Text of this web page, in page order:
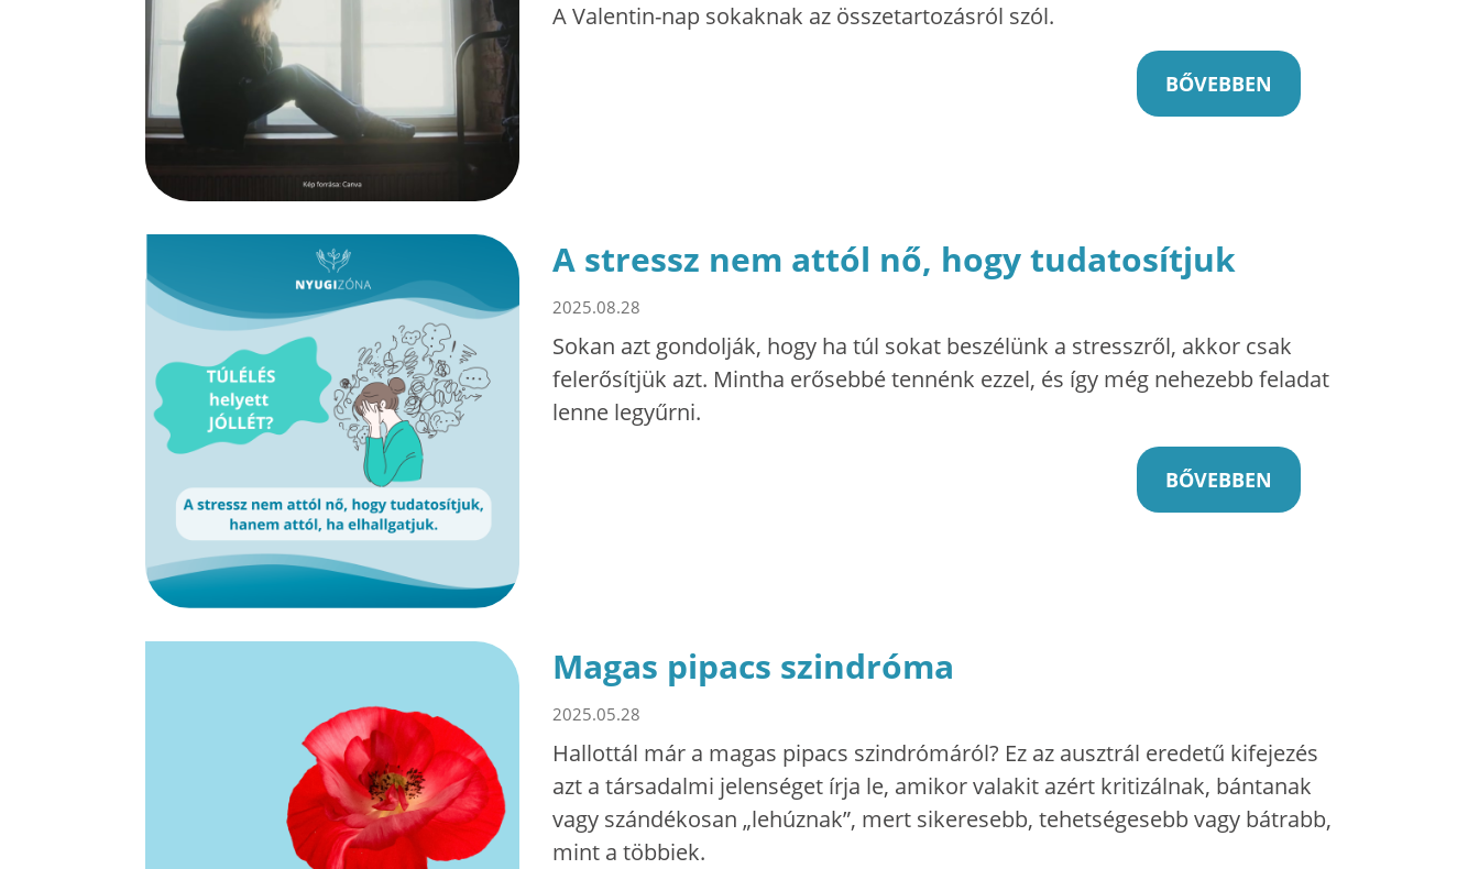
A Valentin-nap sokaknak az összetartozásról szól.
BŐVEBBEN
A stressz nem attól nő, hogy tudatosítjuk
2025.08.28
Sokan azt gondolják, hogy ha túl sokat beszélünk a stresszről, akkor csak
felerősítjük azt. Mintha erősebbé tennénk ezzel, és így még nehezebb feladat
lenne legyűrni.
BŐVEBBEN
Magas pipacs szindróma
2025.05.28
Hallottál már a magas pipacs szindrómáról? Ez az ausztrál eredetű kifejezés
azt a társadalmi jelenséget írja le, amikor valakit azért kritizálnak, bántanak
vagy szándékosan „lehúznak”, mert sikeresebb, tehetségesebb vagy bátrabb,
mint a többiek.